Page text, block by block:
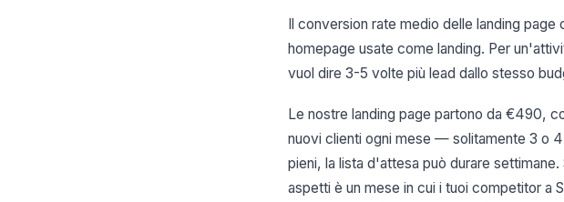
Il conversion rate medio delle landing
homepage usate come landing. Per
vuol dire 3-5 volte più lead dallo stesso
Le nostre landing page partono da €490,
nuovi clienti ogni mese — solitamente 3 o
pieni, la lista d'attesa può durare
aspetti è un mese in cui i tuoi competitor a